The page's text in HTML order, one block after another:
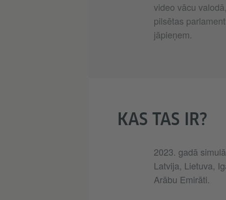
video vācu
pilsētas
jāpieņem.
KAS TAS IR?
2023. gadā
Latvija, Lietuva,
Arābu Emirāti.